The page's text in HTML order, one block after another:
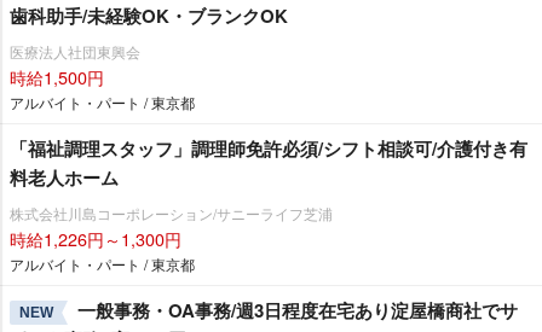
歯科助手/未経験OK・ブランクOK
医療法人社団東興会
時給1,500円
アルバイト・パート / 東京都
「福祉調理スタッフ」調理師免許必須/シフト相談可/介護付き有
料老人ホーム
株式会社川島コーポレーション/サニーライフ芝浦
時給1,226円～1,300円
アルバイト・パート / 東京都
NEW
一般事務・OA事務/週3日程度在宅あり淀屋橋商社でサ